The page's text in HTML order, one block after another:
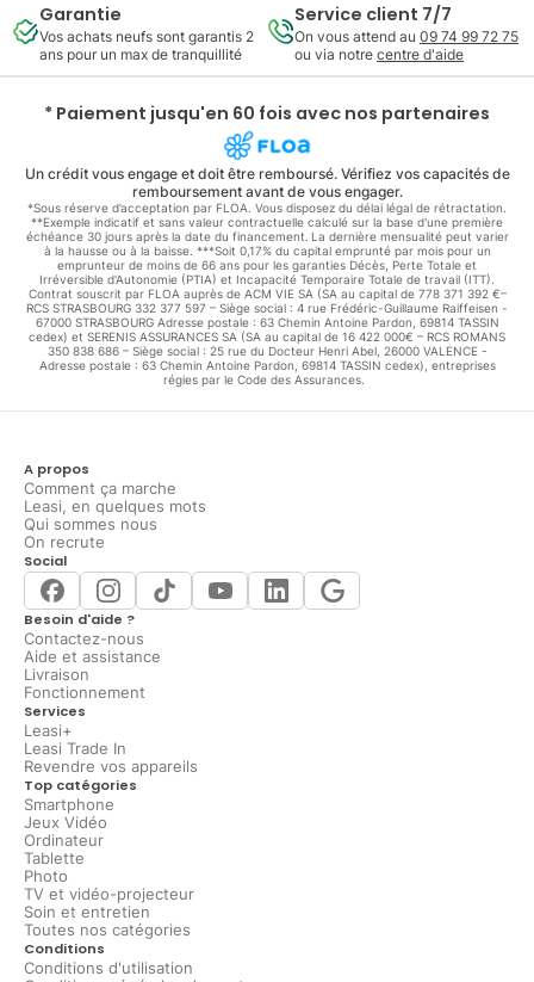
Garantie
Vos achats neufs sont garantis 2
ans pour un max de tranquillité
Service client 7/7
On vous attend au 09 74 99 72 75
ou via notre centre d'aide
* Paiement jusqu'en 60 fois avec nos partenaires
Un crédit vous engage et doit être remboursé. Vérifiez vos capacités de
remboursement avant de vous engager.
*Sous réserve d’acceptation par FLOA. Vous disposez du délai légal de rétractation.
**Exemple indicatif et sans valeur contractuelle calculé sur la base d'une première
échéance 30 jours après la date du financement. La dernière mensualité peut varier
à la hausse ou à la baisse. ***Soit 0,17% du capital emprunté par mois pour un
emprunteur de moins de 66 ans pour les garanties Décès, Perte Totale et
Irréversible d'Autonomie (PTIA) et Incapacité Temporaire Totale de travail (ITT).
Contrat souscrit par FLOA auprès de ACM VIE SA (SA au capital de 778 371 392 €–
RCS STRASBOURG 332 377 597 – Siège social : 4 rue Frédéric-Guillaume Raiffeisen -
67000 STRASBOURG Adresse postale : 63 Chemin Antoine Pardon, 69814 TASSIN
cedex) et SERENIS ASSURANCES SA (SA au capital de 16 422 000€ – RCS ROMANS
350 838 686 – Siège social : 25 rue du Docteur Henri Abel, 26000 VALENCE -
Adresse postale : 63 Chemin Antoine Pardon, 69814 TASSIN cedex), entreprises
régies par le Code des Assurances.
A propos
Comment ça marche
Leasi, en quelques mots
Qui sommes nous
On recrute
Social
Besoin d'aide ?
Contactez-nous
Aide et assistance
Livraison
Fonctionnement
Services
Leasi+
Leasi Trade In
Revendre vos appareils
Top catégories
Smartphone
Jeux Vidéo
Ordinateur
Tablette
Photo
TV et vidéo-projecteur
Soin et entretien
Toutes nos catégories
Conditions
Conditions d'utilisation